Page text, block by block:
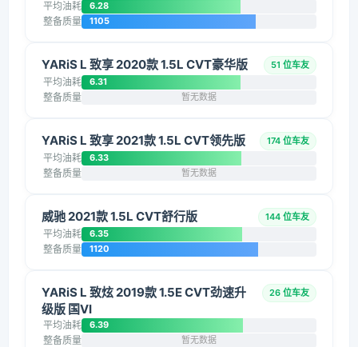
平均油耗 6.28
整备质量 1105
YARiS L 致享 2020款 1.5L CVT豪华版 51 位车友
平均油耗 6.31
整备质量 暂无数据
YARiS L 致享 2021款 1.5L CVT领先版 174 位车友
平均油耗 6.33
整备质量 暂无数据
威驰 2021款 1.5L CVT舒行版 144 位车友
平均油耗 6.35
整备质量 1120
YARiS L 致炫 2019款 1.5E CVT劲速升
级版 国VI
26 位车友
平均油耗 6.39
整备质量 暂无数据